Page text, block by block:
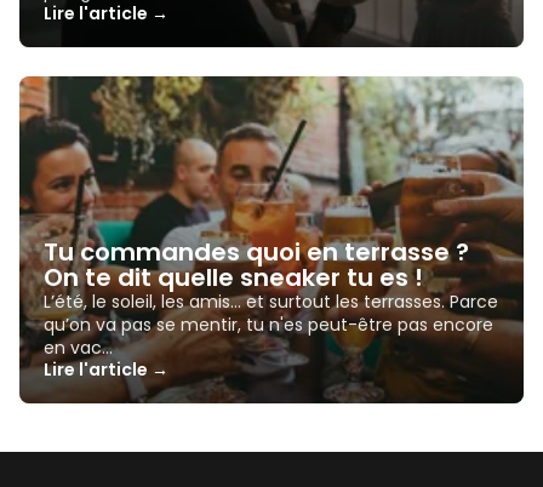
Lire l'article →
Tu commandes quoi en terrasse ?
On te dit quelle sneaker tu es !
L’été, le soleil, les amis… et surtout les terrasses. Parce
qu’on va pas se mentir, tu n'es peut-être pas encore
en vac…
Lire l'article →